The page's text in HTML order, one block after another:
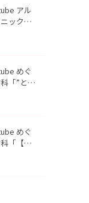
した。
アル
ック札
・リバ
めぐ
「”とお
で答え
めぐ
「【ヒ
入を美